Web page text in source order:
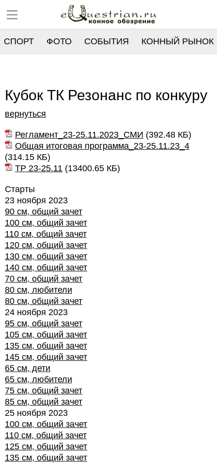
СПОРТ ФОТО СОБЫТИЯ КОННЫЙ РЫНОК
Кубок ТК Резонанс по конкуру
вернуться
Регламент_23-25.11.2023_СМИ (392.48 КБ)
Общая итоговая программа_23-25.11.23_4
(314.15 КБ)
ТР 23-25.11 (13400.65 КБ)
Старты
23 ноября 2023
90 см, общий зачет
100 см, общий зачет
110 см, общий зачет
120 см, общий зачет
130 см, общий зачет
140 см, общий зачет
70 см, общий зачет
80 см, любители
80 см, общий зачет
24 ноября 2023
95 см, общий зачет
105 см, общий зачет
135 см, общий зачет
145 см, общий зачет
65 см, дети
65 см, любители
75 см, общий зачет
85 см, общий зачет
25 ноября 2023
100 см, общий зачет
110 см, общий зачет
125 см, общий зачет
135 см, общий зачет